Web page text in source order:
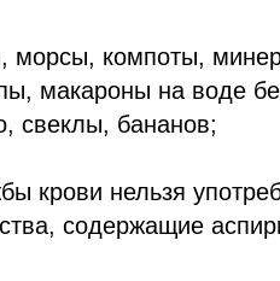
морсы, компоты,
макароны на воде
свеклы, бананов;
крови нельзя
содержащие